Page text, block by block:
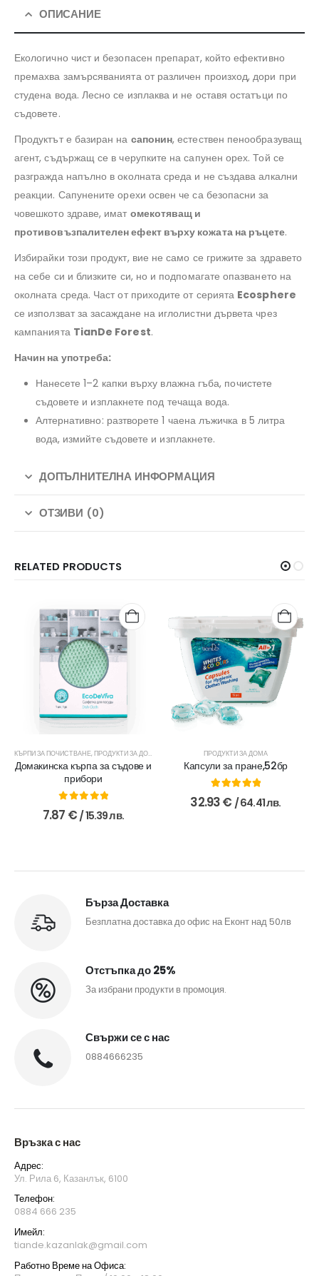
ОПИСАНИЕ
Екологично чист и безопасен препарат, който ефективно
премахва замърсяванията от различен произход, дори при
студена вода. Лесно се изплаква и не оставя остатъци по
съдовете.
Продуктът е базиран на сапонин, естествен пенообразуващ
агент, съдържащ се в черупките на сапунен орех. Той се
разгражда напълно в околната среда и не създава алкални
реакции. Сапунените орехи освен че са безопасни за
човешкото здраве, имат омекотяващ и
противовъзпалителен ефект върху кожата на ръцете.
Избирайки този продукт, вие не само се грижите за здравето
на себе си и близките си, но и подпомагате опазването на
околната среда. Част от приходите от серията Ecosphere
се използват за засаждане на иглолистни дървета чрез
кампанията TianDe Forest.
Начин на употреба:
Нанесете 1–2 капки върху влажна гъба, почистете
съдовете и изплакнете под течаща вода.
Алтернативно: разтворете 1 чаена лъжичка в 5 литра
вода, измийте съдовете и изплакнете.
ДОПЪЛНИТЕЛНА ИНФОРМАЦИЯ
ОТЗИВИ (0)
RELATED PRODUCTS
КЪРПИ ЗА ПОЧИСТВАНЕ,ПРОДУКТИ ЗА ДОМА
Домакинска кърпа за съдове и
прибори
0 out of 5
7.87 € / 15.39 лв.
ПРОДУКТИ ЗА ДОМА
Капсули за пране,52бр
5.00 out of 5
32.93€ / 64.41 лв.
Бърза Доставка
Безплатна доставка до офис на Еконт над 50лв
Отстъпка до 25%
За избрани продукти в промоция.
Свържи се с нас
0884666235
Връзка с нас
Адрес:
Ул. Рила 6, Казанлък, 6100
Телефон:
0884 666 235
Имейл:
tiande.kazanlak@gmail.com
Работно Време на Офиса: